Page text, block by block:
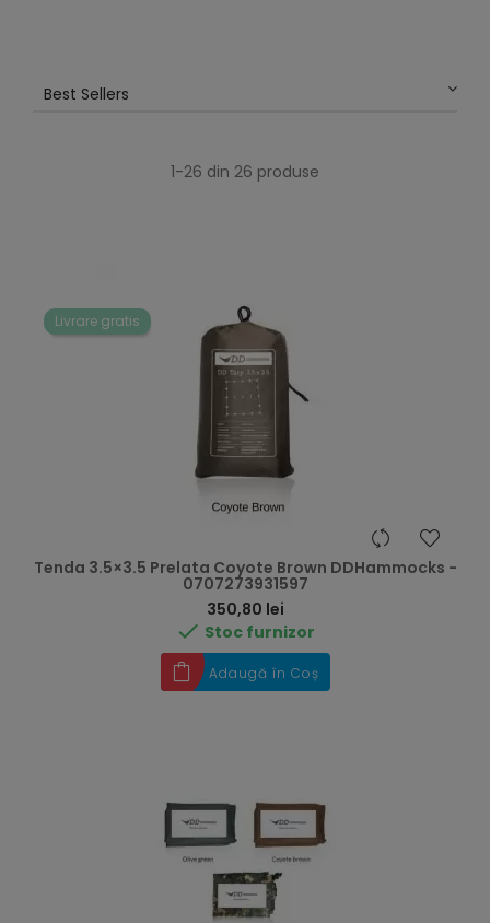
Best Sellers
1-26 din 26 produse
Livrare gratis
Tenda 3.5×3.5 Prelata Coyote Brown DDHammocks -
0707273931597
350,80 lei
 Stoc furnizor
Adaugă în Coș